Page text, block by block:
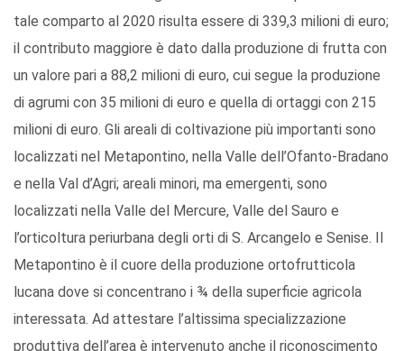
tale comparto al 2020 risulta essere di 339,3 milioni di euro;
il contributo maggiore è dato dalla produzione di frutta con
un valore pari a 88,2 milioni di euro, cui segue la produzione
di agrumi con 35 milioni di euro e quella di ortaggi con 215
milioni di euro. Gli areali di coltivazione più importanti sono
localizzati nel Metapontino, nella Valle dell’Ofanto-Bradano
e nella Val d’Agri; areali minori, ma emergenti, sono
localizzati nella Valle del Mercure, Valle del Sauro e
l’orticoltura periurbana degli orti di S. Arcangelo e Senise. Il
Metapontino è il cuore della produzione ortofrutticola
lucana dove si concentrano i ¾ della superficie agricola
interessata. Ad attestare l’altissima specializzazione
produttiva dell’area è intervenuto anche il riconoscimento